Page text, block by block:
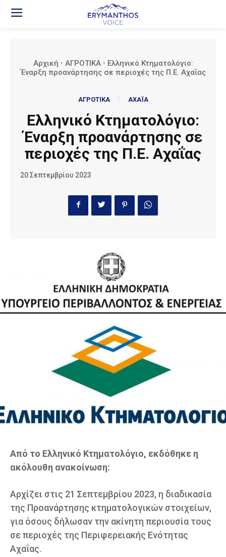
Αρχική ΑΓΡΟΤΙΚΑ
Ελληνικό Κτηματολόγιο:
Έναρξη προανάρτησης σε περιοχές της Π.Ε. Αχαΐας
ΑΓΡΟΤΙΚΑ ΑΧΑΪΑ
Ελληνικό Κτηματολόγιο:
Έναρξη προανάρτησης σε
περιοχές της Π.Ε. Αχαΐας
20 Σεπτεμβρίου 2023
Από το Ελληνικό Κτηματολόγιο, εκδόθηκε η
ακόλουθη ανακοίνωση:
​Αρχίζει στις 21 Σεπτεμβρίου 2023, η διαδικασία
της Προανάρτησης κτηματολογικών στοιχείων,
για όσους δήλωσαν την ακίνητη περιουσία τους
σε περιοχές της Περιφερειακής Ενότητας
Αχαΐας.